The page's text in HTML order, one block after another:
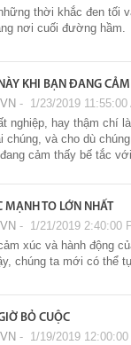
thời khắc đen tối
nơi cuối đường hầm.
KHI BẠN ĐANG CẢM
‐ 1/23/2019 11:55:00
nghiệp, hay thậm chí
chúng, và cho dù
cảm thấy bế tắc
MẠNH TO LỚN NHẤT
‐ 1/21/2019 2:40:00
xúc và hành động
chúng ta mới có thể
BỎ CUỘC
‐ 1/19/2019 12:00:00